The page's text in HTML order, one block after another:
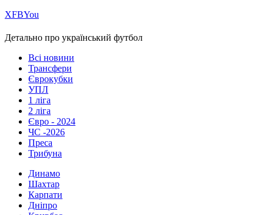
ХFBYou
Детально про український футбол
Всі новини
Трансфери
Єврокубки
УПЛ
1 ліга
2 ліга
Євро - 2024
ЧС -2026
Преса
Трибуна
Динамо
Шахтар
Карпати
Дніпро